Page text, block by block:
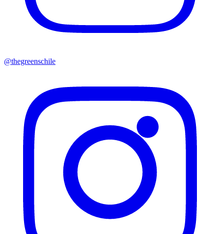
@thegreenschile